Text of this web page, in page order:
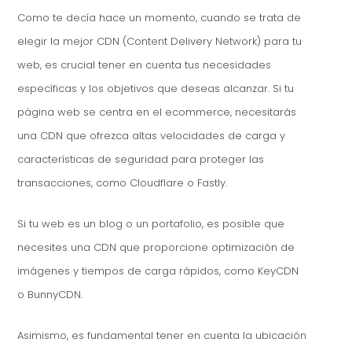
Como te decía hace un momento, cuando se trata de
elegir la mejor CDN (Content Delivery Network) para tu
web, es crucial tener en cuenta tus necesidades
específicas y los objetivos que deseas alcanzar. Si tu
página web se centra en el ecommerce, necesitarás
una CDN que ofrezca altas velocidades de carga y
características de seguridad para proteger las
transacciones, como Cloudflare o Fastly.
Si tu web es un blog o un portafolio, es posible que
necesites una CDN que proporcione optimización de
imágenes y tiempos de carga rápidos, como KeyCDN
o BunnyCDN.
Asimismo, es fundamental tener en cuenta la ubicación